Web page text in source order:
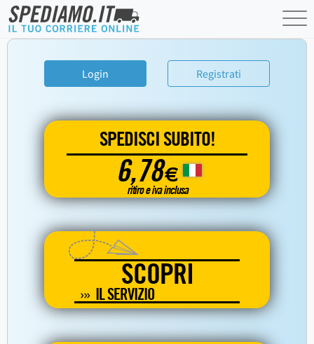
Login Registrati
SPEDISCI SUBITO!
6,78€
ritiro e iva inclusa
SCOPRI
IL SERVIZIO